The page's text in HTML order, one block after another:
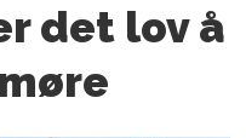
det lov å